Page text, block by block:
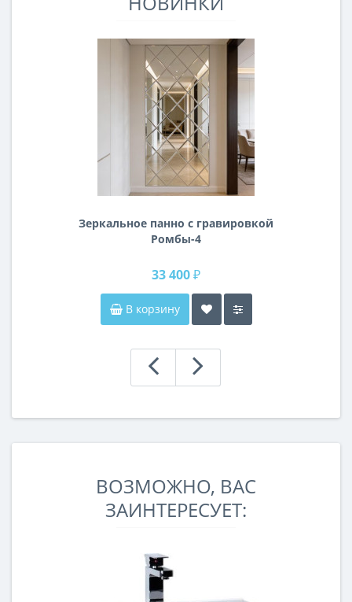
Зеркальное панно с гравировкой
Ромбы-4
33 400 ₽
В корзину
ВОЗМОЖНО, ВАС
ЗАИНТЕРЕСУЕТ: